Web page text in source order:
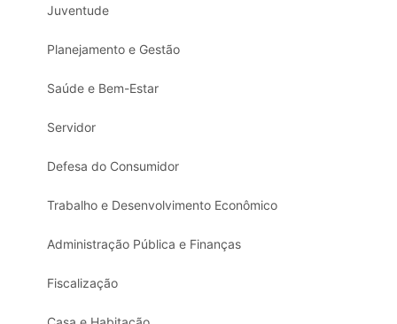
Juventude
Planejamento e Gestão
Saúde e Bem-Estar
Servidor
Defesa do Consumidor
Trabalho e Desenvolvimento Econômico
Administração Pública e Finanças
Fiscalização